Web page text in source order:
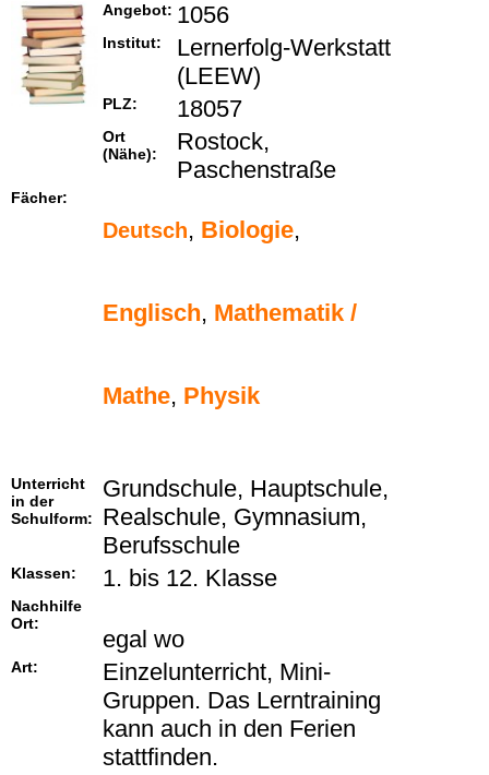
Angebot: 1056
Institut:
Lernerfolg-Werkstatt
(LEEW)
PLZ: 18057
Ort
(Nähe):
Rostock,
Paschenstraße
Fächer:
Deutsch, Biologie,
Englisch, Mathematik /
Mathe, Physik
Unterricht
in der
Schulform:
Grundschule, Hauptschule,
Realschule, Gymnasium,
Berufsschule
Klassen: 1. bis 12. Klasse
Nachhilfe
Ort:
egal wo
Art:
Einzelunterricht, Mini-
Gruppen. Das Lerntraining
kann auch in den Ferien
stattfinden.